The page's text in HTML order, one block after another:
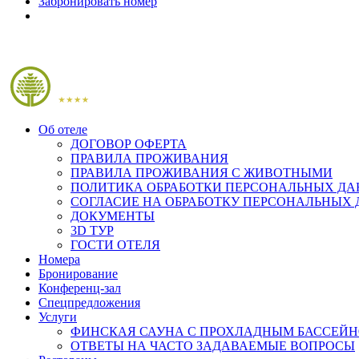
Об отеле
ДОГОВОР ОФЕРТА
ПРАВИЛА ПРОЖИВАНИЯ
ПРАВИЛА ПРОЖИВАНИЯ С ЖИВОТНЫМИ
ПОЛИТИКА ОБРАБОТКИ ПЕРСОНАЛЬНЫХ
СОГЛАСИЕ НА ОБРАБОТКУ
ДОКУМЕНТЫ
3D ТУР
ГОСТИ ОТЕЛЯ
Номера
Бронирование
Конференц-зал
Спецпредложения
Услуги
ФИНСКАЯ САУНА С ПРОХЛАДНЫМ
ОТВЕТЫ НА ЧАСТО ЗАДАВАЕМЫЕ ВОПРОСЫ